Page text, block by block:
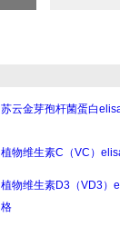
苏云金芽孢杆菌蛋白
植物维生素C（VC）
植物维生素D3（VD3）
格